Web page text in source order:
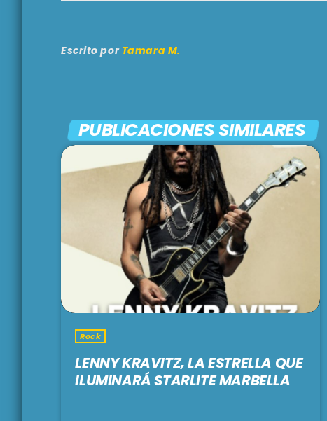
Escrito por Tamara M.
PUBLICACIONES SIMILARES
Rock
LENNY KRAVITZ, LA ESTRELLA QUE
ILUMINARÁ STARLITE MARBELLA